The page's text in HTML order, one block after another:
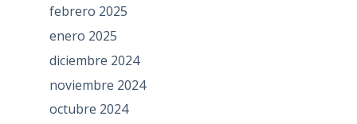
febrero 2025
enero 2025
diciembre 2024
noviembre 2024
octubre 2024